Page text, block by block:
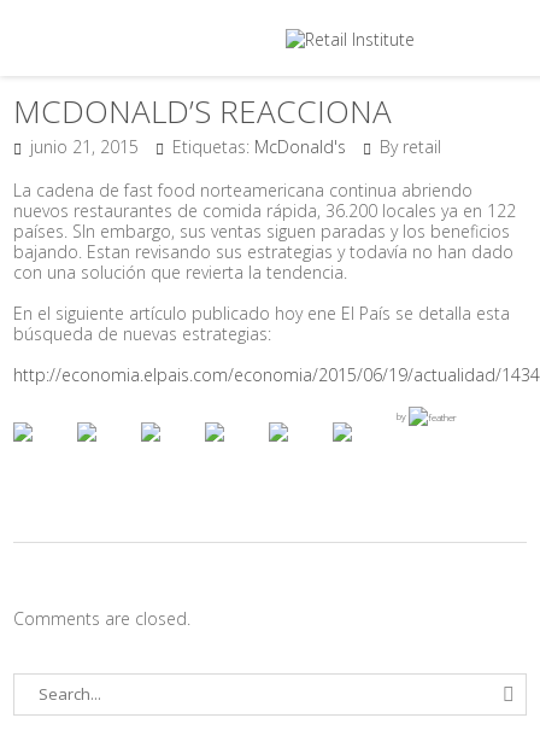
MCDONALD’S REACCIONA
junio 21, 2015 Etiquetas: McDonald's
By retail
La cadena de fast food norteamericana continua abriendo
nuevos restaurantes de comida rápida, 36.200 locales ya en 122
países. SIn embargo, sus ventas siguen paradas y los beneficios
bajando. Estan revisando sus estrategias y todavía no han dado
con una solución que revierta la tendencia.
En el siguiente artículo publicado hoy ene El País se detalla esta
búsqueda de nuevas estrategias:
http://economia.elpais.com/economia/2015/06/19/actualidad/
by
Comments are closed.